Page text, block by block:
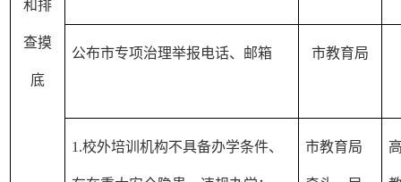
和排
查摸
底
公布市专项治理举报电话、邮箱 市教育局
1.校外培训机构不具备办学条件、 市教育局